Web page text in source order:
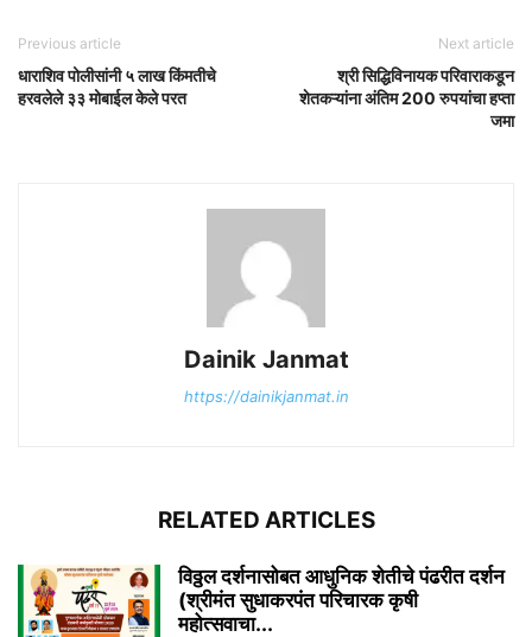
Previous article
धाराशिव पोलीसांनी ५ लाख किंमतीचे
हरवलेले ३३ मोबाईल केले परत
Next article
श्री सिद्धिविनायक परिवाराकडून
शेतकऱ्यांना अंतिम 200 रुपयांचा हप्ता
जमा
Dainik Janmat
https://dainikjanmat.in
RELATED ARTICLES
विठ्ठल दर्शनासोबत आधुनिक शेतीचे पंढरीत दर्शन
(श्रीमंत सुधाकरपंत परिचारक कृषी
महोत्सवाचा...